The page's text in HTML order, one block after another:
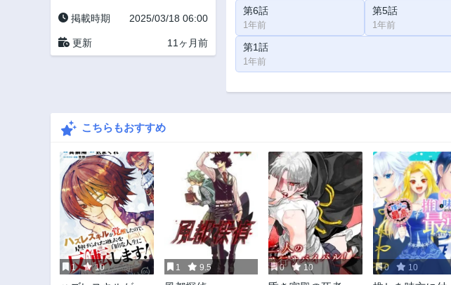
掲載時期 2025/03/18 06:00
更新 11ヶ月前
第6話
1年前
第5話
1年前
第1話
1年前
こちらもおすすめ
1 10 1 9.5 0 10 0 10